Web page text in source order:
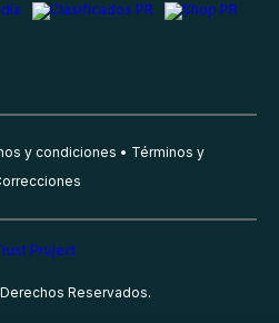
y condiciones
Términos y
Reservados.